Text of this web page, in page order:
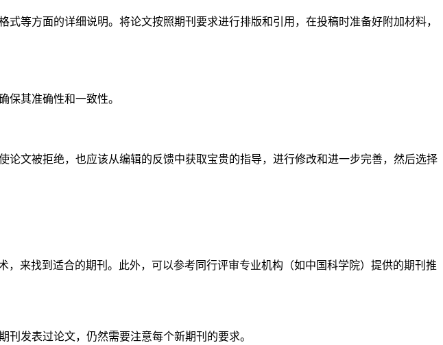
等方面的详细说明。将论文按照期刊要求进行排版和引用，在投稿时准备好附加材料，
保其准确性和一致性。
文被拒绝，也应该从编辑的反馈中获取宝贵的指导，进行修改和进一步完善，然后选择
来找到适合的期刊。此外，可以参考同行评审专业机构（如中国科学院）提供的期刊推
发表过论文，仍然需要注意每个新期刊的要求。